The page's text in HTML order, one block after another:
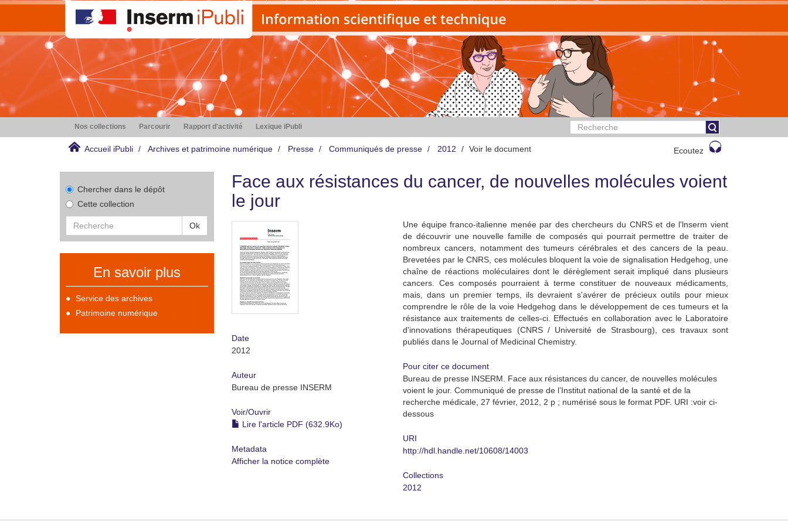
Nos collections Parcourir Rapport d'activité Lexique iPubli
Accueil iPubli Archives et patrimoine numérique Presse Communiqués de presse 2012 Voir le document Ecoutez
Chercher dans le dépôt
Cette collection
Ok
En savoir plus
Service des archives
Patrimoine numérique
Face aux résistances du cancer, de nouvelles molécules voient
le jour
Date
2012
Auteur
Bureau de presse INSERM
Voir/Ouvrir
Lire l'article PDF (632.9Ko)
Metadata
Afficher la notice complète
Une équipe franco-italienne menée par des chercheurs du CNRS et de l'lnserm vient
de découvrir une nouvelle famille de composés qui pourrait permettre de traiter de
nombreux cancers, notamment des tumeurs cérébrales et des cancers de la peau.
Brevetées par le CNRS, ces molécules bloquent la voie de signalisation Hedgehog, une
chaîne de réactions moléculaires dont le dérèglement serait impliqué dans plusieurs
cancers. Ces composés pourraient à terme constituer de nouveaux médicaments,
mais, dans un premier temps, ils devraient s'avérer de précieux outils pour mieux
comprendre le rôle de la voie Hedgehog dans le développement de ces tumeurs et la
résistance aux traitements de celles-ci. Effectués en collaboration avec le Laboratoire
d'innovations thérapeutiques (CNRS / Université de Strasbourg), ces travaux sont
publiés dans le Journal of Medicinal Chemistry.
Pour citer ce document
Bureau de presse INSERM. Face aux résistances du cancer, de nouvelles molécules
voient le jour. Communiqué de presse de l’Institut national de la santé et de la
recherche médicale, 27 février, 2012, 2 p ; numérisé sous le format PDF. URI :voir ci-
dessous
URI
http://hdl.handle.net/10608/14003
Collections
2012